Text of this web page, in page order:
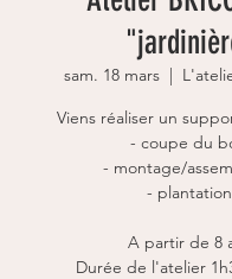
sam. 18 mars
  |
Viens réaliser un
- coupe du
- montage/
- plantation
A partir de 8
Durée de l'atelier